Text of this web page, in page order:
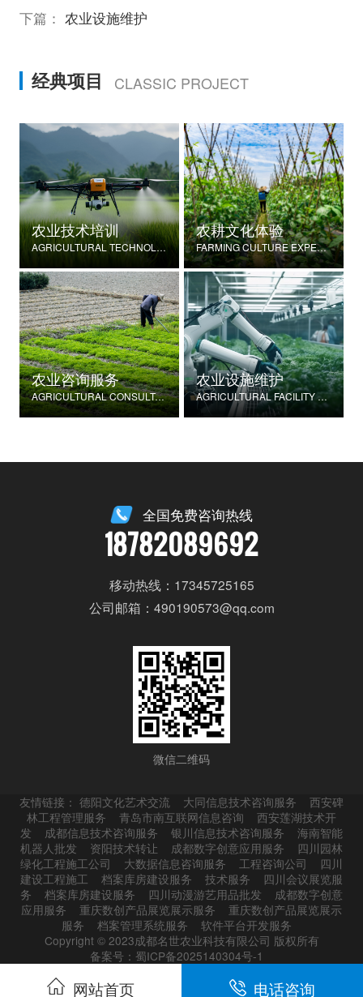
下篇： 农业设施维护
经典项目 CLASSIC PROJECT
农业技术培训
AGRICULTURAL TECHNOLOGY TRAINING
农耕文化体验
FARMING CULTURE EXPERIENCE
农业咨询服务
AGRICULTURAL CONSULTATION SERVICES
农业设施维护
AGRICULTURAL FACILITY MAINTENANCE
全国免费咨询热线
18782089692
移动热线：17345725165
公司邮箱：490190573@qq.com
微信二维码
友情链接：德阳文化艺术交流 大同信息技术咨询服务
西安碑
林工程管理服务
青岛市南互联网信息咨询
西安莲湖技术开
发
成都信息技术咨询服务 银川信息技术咨询服务
海南智能
机器人批发
资阳技术转让 成都数字创意应用服务
四川园林
绿化工程施工公司
大数据信息咨询服务 工程咨询公司
四川
建设工程施工
档案库房建设服务 技术服务
四川会议展览服
务
档案库房建设服务 四川动漫游艺用品批发
成都数字创意
应用服务
重庆数创产品展览展示服务
重庆数创产品展览展示
服务
档案管理系统服务
软件平台开发服务
Copyright © 2023成都名世农业科技有限公司 版权所有
备案号：蜀ICP备2025140304号-1
网站首页 电话咨询